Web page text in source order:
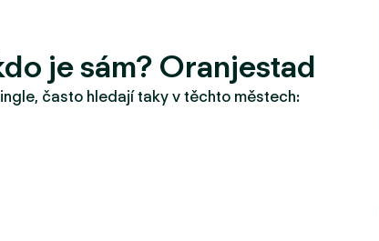
je sám? Oranjestad
často hledají taky v těchto městech: